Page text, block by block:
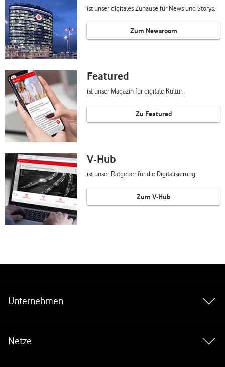
ist unser digitales Zuhause für News und Storys.
Zum Newsroom
Featured
ist unser Magazin für digitale Kultur.
Zu Featured
V-Hub
ist unser Ratgeber für die Digitalisierung.
Zum V-Hub
Unternehmen
Netze